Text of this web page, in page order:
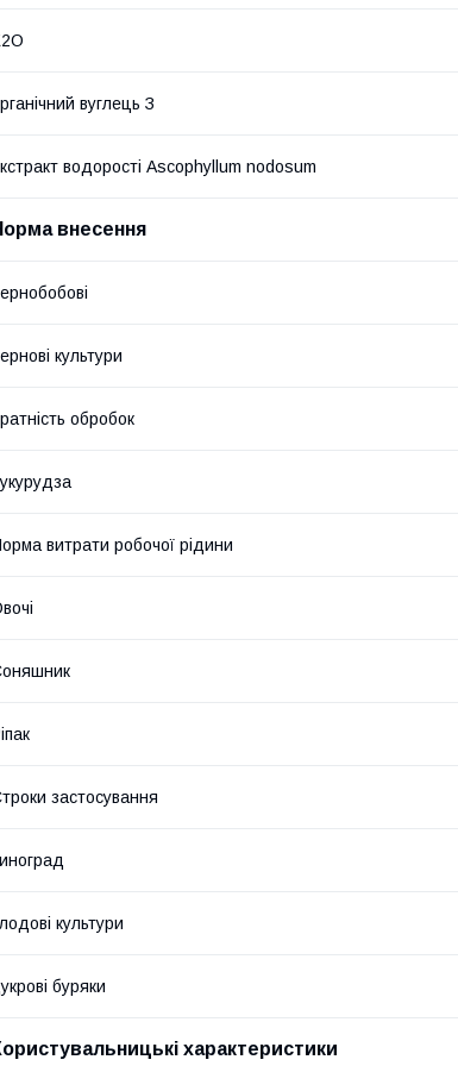
вуглець З
водорості Ascophyllum nodosum
внесення
культури
обробок
витрати робочої рідини
застосування
культури
буряки
характеристики